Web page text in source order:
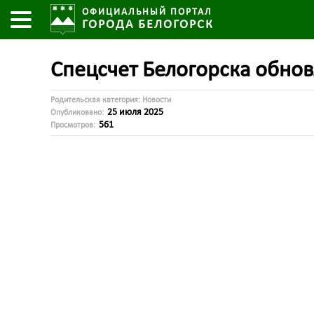
ОФИЦИАЛЬНЫЙ ПОРТАЛ
ГОРОДА БЕЛОГОРСК
Спецсчет Белогорска
Родительская категория: Новости
Опубликовано: 25 июля 2025
Просмотров: 561